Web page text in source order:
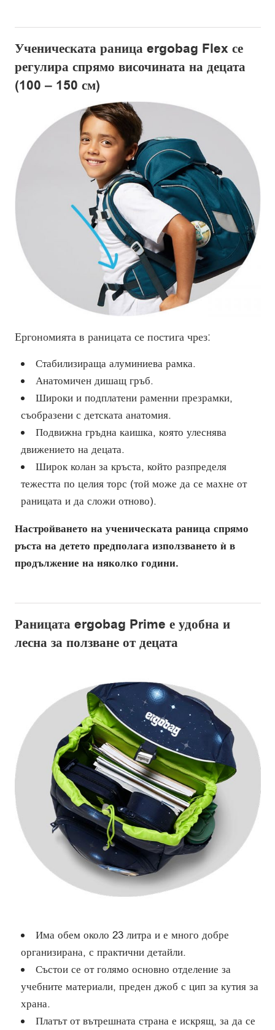
Ученическата раница ergobag Flex се
регулира спрямо височината на децата
(100 – 150 см)
Ергономията в раницата се постига чрез:
Стабилизираща алуминиева рамка.
Анатомичен дишащ гръб.
Широки и подплатени раменни презрамки,
съобразени с детската анатомия.
Подвижна гръдна каишка, която улеснява
движението на децата.
Широк колан за кръста, който разпределя
тежестта по целия торс (той може да се махне от
раницата и да сложи отново).
Настройването на ученическата раница спрямо
ръста на детето предполага използването ѝ в
продължение на няколко години.
Раницата ergobag Prime е удобна и
лесна за ползване от децата
Има обем около 23 литра и е много добре
организирана, с практични детайли.
Състои се от голямо основно отделение за
учебните материали, преден джоб с цип за кутия за
храна.
Платът от вътрешната страна е искрящ, за да се